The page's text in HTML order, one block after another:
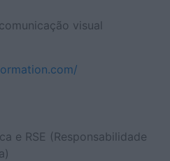
visual
e RSE (Responsabilidade